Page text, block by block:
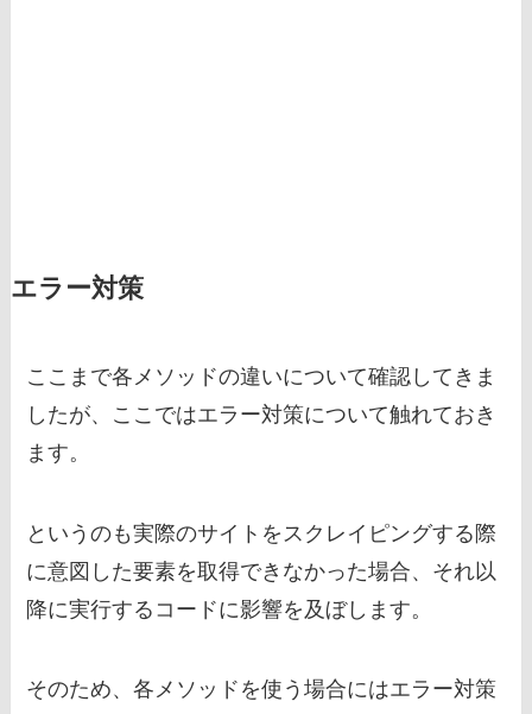
エラー対策
ここまで各メソッドの違いについて確認してきま
したが、ここではエラー対策について触れておき
ます。
というのも実際のサイトをスクレイピングする際
に意図した要素を取得できなかった場合、それ以
降に実行するコードに影響を及ぼします。
そのため、各メソッドを使う場合にはエラー対策